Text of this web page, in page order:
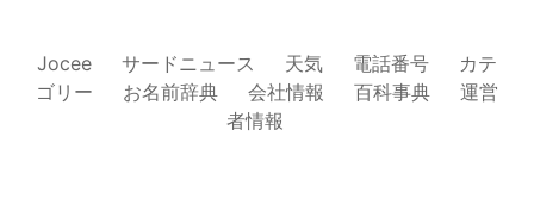
Jocee サードニュース 天気 電話番号
カテ
ゴリー
お名前辞典 会社情報 百科事典
運営
者情報